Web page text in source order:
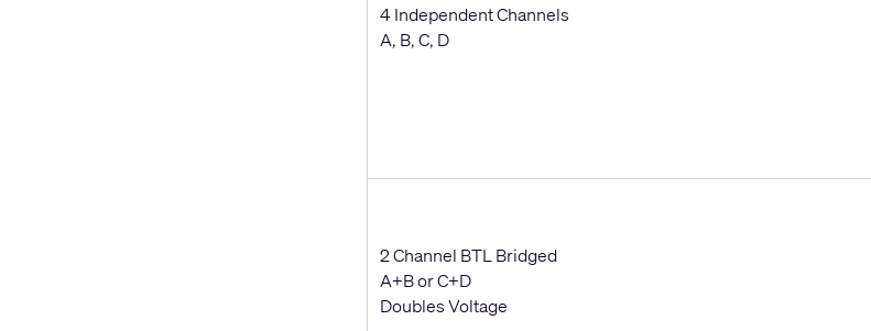
4 Independent Channels
A, B, C, D
2 Channel BTL Bridged
A+B or C+D
Doubles Voltage